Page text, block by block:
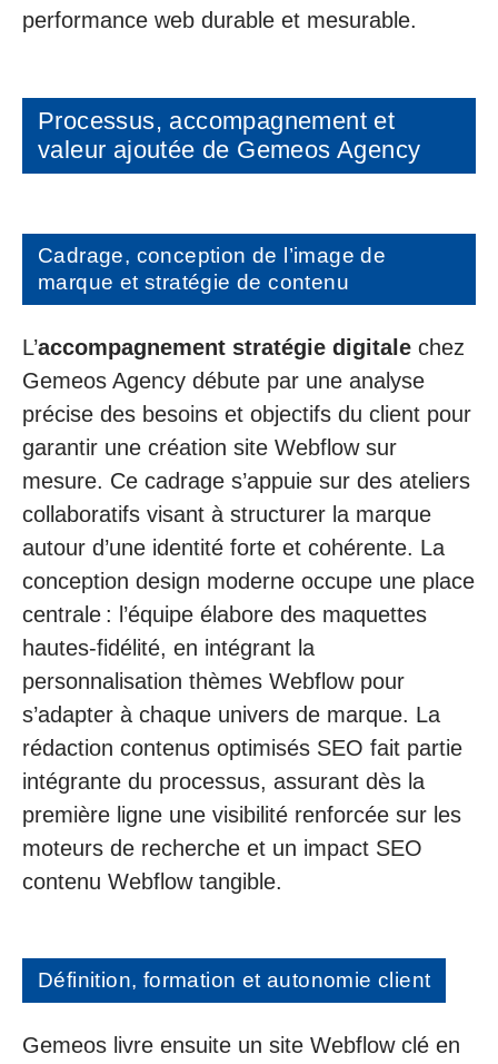
performance web durable et mesurable.
Processus, accompagnement et
valeur ajoutée de Gemeos Agency
Cadrage, conception de l’image de
marque et stratégie de contenu
L’accompagnement stratégie digitale chez
Gemeos Agency débute par une analyse
précise des besoins et objectifs du client pour
garantir une création site Webflow sur
mesure. Ce cadrage s’appuie sur des ateliers
collaboratifs visant à structurer la marque
autour d’une identité forte et cohérente. La
conception design moderne occupe une place
centrale : l’équipe élabore des maquettes
hautes-fidélité, en intégrant la
personnalisation thèmes Webflow pour
s’adapter à chaque univers de marque. La
rédaction contenus optimisés SEO fait partie
intégrante du processus, assurant dès la
première ligne une visibilité renforcée sur les
moteurs de recherche et un impact SEO
contenu Webflow tangible.
Définition, formation et autonomie client
Gemeos livre ensuite un site Webflow clé en